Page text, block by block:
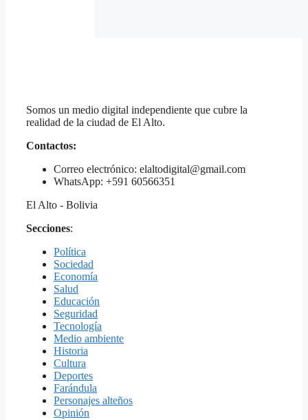
Somos un medio digital independiente que cubre la
realidad de la ciudad de El Alto.
Contactos:
Correo electrónico: elaltodigital@gmail.com
WhatsApp: +591 60566351
El Alto - Bolivia
Secciones:
Política
Sociedad
Economía
Salud
Educación
Seguridad
Tecnología
Medio ambiente
Historia
Cultura
Deportes
Farándula
Personajes alteños
Opinión